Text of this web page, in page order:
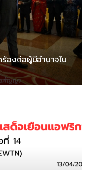
องต่อผู้มีอำนาจใน